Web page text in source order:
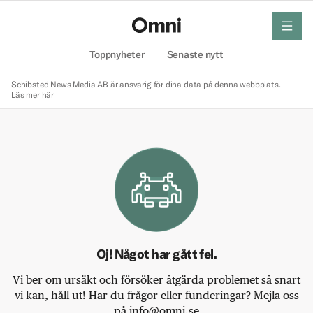
Toppnyheter Senaste nytt
meny
Schibsted News Media AB är ansvarig för dina data på denna webbplats.
Läs mer här
Oj! Något har gått fel.
Vi ber om ursäkt och försöker åtgärda problemet så snart
vi kan, håll ut! Har du frågor eller funderingar? Mejla oss